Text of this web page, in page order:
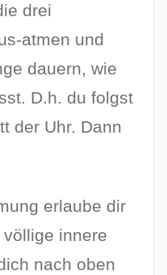
drei
atmen und
dauern, wie
D.h. du folgst
der Uhr. Dann
erlaube dir
innere
nach oben